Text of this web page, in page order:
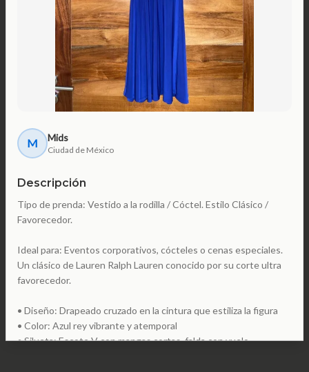
M Mids
Ciudad de México
Descripción
Tipo de prenda: Vestido a la rodilla / Cóctel. Estilo Clásico /
Favorecedor.
Ideal para: Eventos corporativos, cócteles o cenas especiales.
Un clásico de Lauren Ralph Lauren conocido por su corte ultra
favorecedor.
• Diseño: Drapeado cruzado en la cintura que estiliza la figura
• Color: Azul rey vibrante y atemporal
• Silueta: Escote V con mangas cortas, falda con vuelo